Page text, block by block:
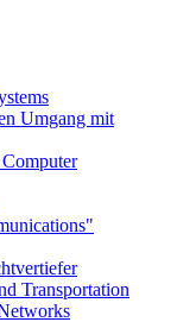
Umgang mit
Transportation